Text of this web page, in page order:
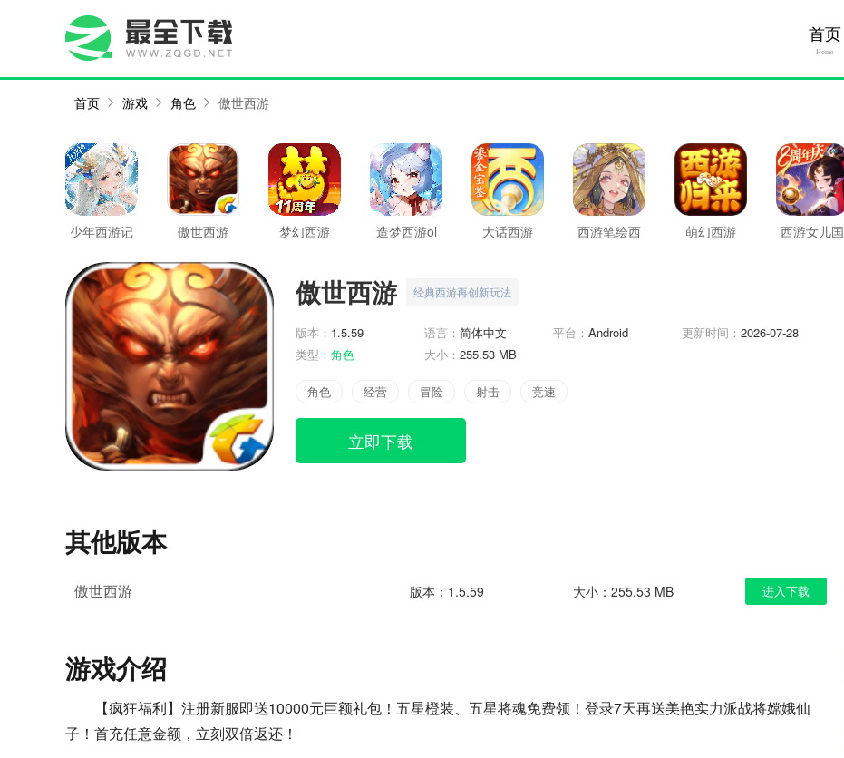
首页
Home
首页 游戏 角色 傲世西游
少年西游记 傲世西游 梦幻西游 造梦西游ol 大话西游
西游笔绘西
萌幻西游 西游女儿国
傲世西游 经典西游再创新玩法
版本： 1.5.59 语言： 简体中文 平台： Android 更新时间： 2026-07-28
类型： 角色 大小： 255.53 MB
角色 经营 冒险 射击 竞速
立即下载
其他版本
傲世西游 版本：1.5.59 大小：255.53 MB 进入下载
游戏介绍
【疯狂福利】注册新服即送10000元巨额礼包！五星橙装、五星将魂免费领！登录7天再送美艳实力派战将嫦娥仙
子！首充任意金额，立刻双倍返还！